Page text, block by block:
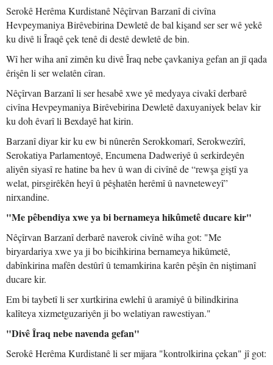
Serokê Herêma Kurdistanê Nêçîrvan Barzanî di civîna
Hevpeymaniya Birêvebirina Dewletê de bal kişand ser ser wê yekê
ku divê li Îraqê çek tenê di destê dewletê de bin.
Wî her wiha anî zimên ku divê Îraq nebe çavkaniya gefan an jî qada
êrişên li ser welatên cîran.
Nêçîrvan Barzanî li ser hesabê xwe yê medyaya civakî derbarê
civîna Hevpeymaniya Birêvebirina Dewletê daxuyaniyek belav kir
ku doh êvarî li Bexdayê hat kirin.
Barzanî diyar kir ku ew bi nûnerên Serokkomarî, Serokwezîrî,
Serokatiya Parlamentoyê, Encumena Dadweriyê û serkirdeyên
aliyên siyasî re hatine ba hev û wan di civînê de “rewşa giştî ya
welat, pirsgirêkên heyî û pêşhatên herêmî û navneteweyî”
nirxandine.
"Me pêbendiya xwe ya bi bernameya hikûmetê ducare kir"
Nêçîrvan Barzanî derbarê naverok civînê wiha got: "Me
biryardariya xwe ya ji bo bicihkirina bernameya hikûmetê,
dabînkirina mafên destûrî û temamkirina karên pêşîn ên niştimanî
ducare kir.
Em bi taybetî li ser xurtkirina ewlehî û aramiyê û bilindkirina
kalîteya xizmetguzariyên ji bo welatiyan rawestiyan."
"Divê Îraq nebe navenda gefan"
Serokê Herêma Kurdistanê li ser mijara "kontrolkirina çekan" jî got: